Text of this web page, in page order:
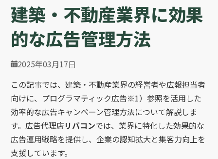
建築・不動産業界に効果
的な広告管理方法
2025年03月17日
この記事では、建築・不動産業界の経営者や広報担当者
向けに、プログラマティック広告※1）参照を活用した
効率的な広告キャンペーン管理方法について解説しま
す。広告代理店リバコンでは、業界に特化した効果的な
広告運用戦略を提供し、企業の認知拡大と集客力向上を
支援しています。